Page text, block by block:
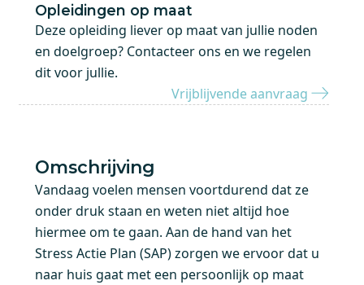
Opleidingen op maat
Deze opleiding liever op maat van jullie noden
en doelgroep? Contacteer ons en we regelen
dit voor jullie.
Vrijblijvende aanvraag
Omschrijving
Vandaag voelen mensen voortdurend dat ze
onder druk staan en weten niet altijd hoe
hiermee om te gaan. Aan de hand van het
Stress Actie Plan (SAP) zorgen we ervoor dat u
naar huis gaat met een persoonlijk op maat